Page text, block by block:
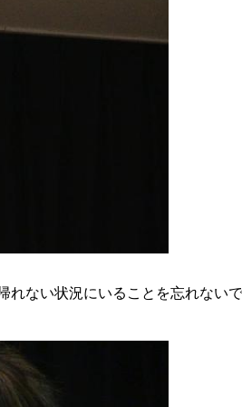
れない状況にいることを忘れない